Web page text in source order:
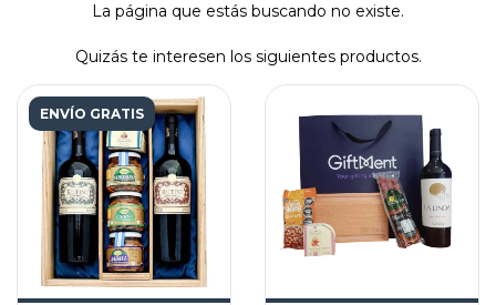
La página que estás buscando no existe.
Quizás te interesen los siguientes productos.
ENVÍO GRATIS